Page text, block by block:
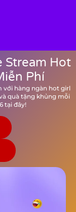
Stream Hot
Phí
với hàng ngàn hot girl
quà tặng khủng mỗi
tại đây!